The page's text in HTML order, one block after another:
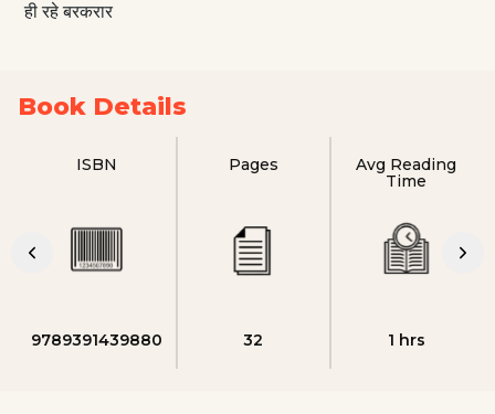
ही रहे बरकरार
Book Details
ISBN
9789391439880
Pages
32
Avg Reading
Time
1 hrs